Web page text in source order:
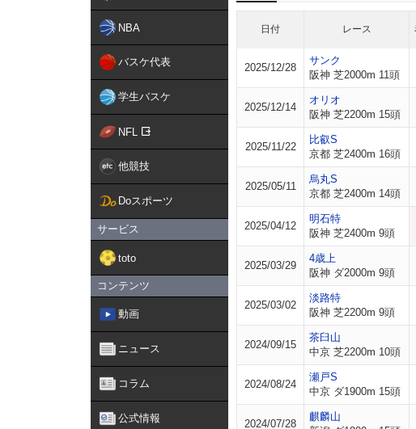
NBA
バスケ代表
学生バスケ
NFL
他競技
Doスポーツ
サービス
toto
コンテンツ
動画
ニュース
コラム
公式情報
日付 レース
2025/12/28
サンク
阪神 芝2000m 11頭
2025/12/14
オリオ
阪神 芝2200m 15頭
2025/11/22
比叡S
京都 芝2400m 16頭
2025/05/11
烏丸S
京都 芝2400m 14頭
2025/04/12
明石特
阪神 芝2400m 9頭
2025/03/29
4歳上
阪神 ダ2000m 9頭
2025/03/02
淡路特
阪神 芝2200m 9頭
2024/09/15
茶臼山
中京 芝2200m 10頭
2024/08/24
瀬戸S
中京 ダ1900m 15頭
2024/07/28
麒麟山